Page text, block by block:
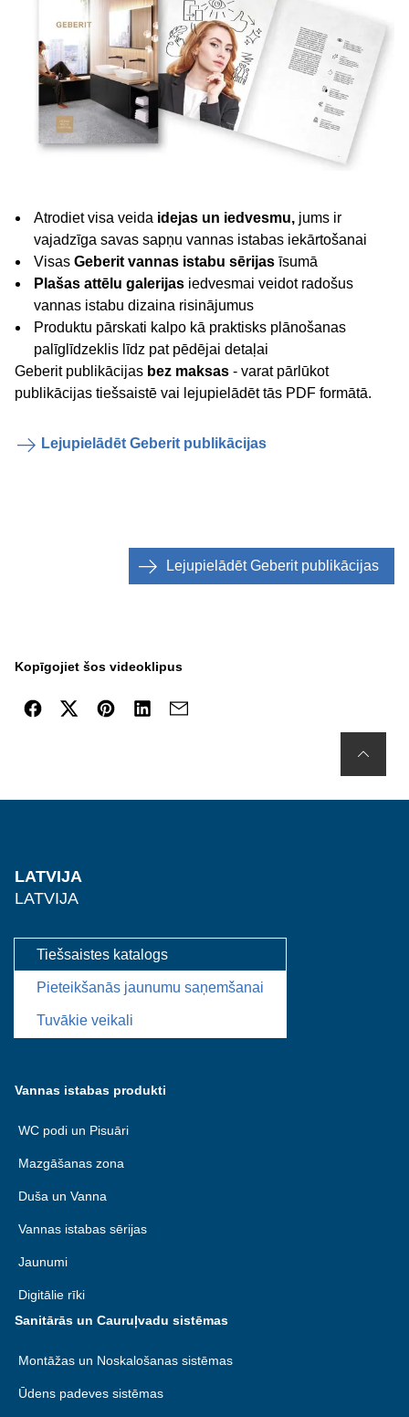
Atrodiet visa veida idejas un iedvesmu, jums ir
vajadzīga savas sapņu vannas istabas iekārtošanai
Visas Geberit vannas istabu sērijas īsumā
Plašas attēlu galerijas iedvesmai veidot radošus
vannas istabu dizaina risinājumus
Produktu pārskati kalpo kā praktisks plānošanas
palīglīdzeklis līdz pat pēdējai detaļai
Geberit publikācijas bez maksas - varat pārlūkot
publikācijas tiešsaistē vai lejupielādēt tās PDF formātā.
Lejupielādēt Geberit publikācijas
Lejupielādēt Geberit publikācijas
Kopīgojiet šos videoklipus
LATVIJA
LATVIJA
Tiešsaistes katalogs
Pieteikšanās jaunumu saņemšanai
Tuvākie veikali
Vannas istabas produkti
WC podi un Pisuāri
Mazgāšanas zona
Duša un Vanna
Vannas istabas sērijas
Jaunumi
Digitālie rīki
Sanitārās un Cauruļvadu sistēmas
Montāžas un Noskalošanas sistēmas
Ūdens padeves sistēmas